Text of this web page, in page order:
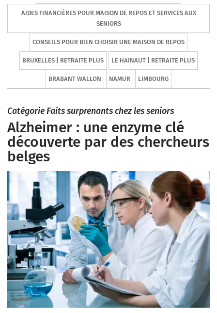
AIDES FINANCIÈRES POUR MAISON DE REPOS ET SERVICES AUX
SENIORS
CONSEILS POUR BIEN CHOISIR UNE MAISON DE REPOS
BRUXELLES | RETRAITE PLUS LE HAINAUT | RETRAITE PLUS
BRABANT WALLON NAMUR LIMBOURG
Catégorie Faits surprenants chez les seniors
Alzheimer : une enzyme clé
découverte par des chercheurs
belges